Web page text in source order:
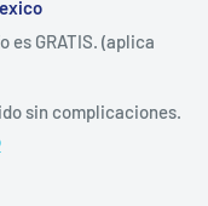
es GRATIS. (aplica
sin complicaciones.